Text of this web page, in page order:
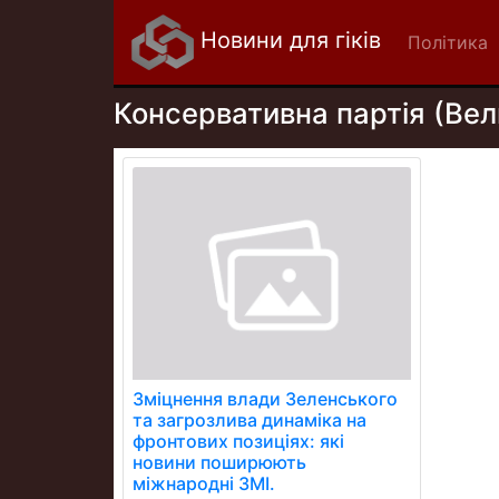
Новини для гіків Політика
Консервативна партія
Зміцнення влади Зеленського
та загрозлива динаміка на
фронтових позиціях: які
новини поширюють
міжнародні ЗМІ.